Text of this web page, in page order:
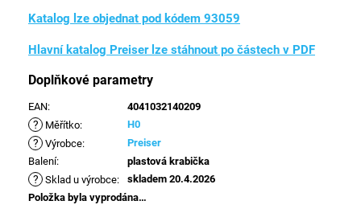
Katalog lze objednat pod kódem 93059
Hlavní katalog Preiser lze stáhnout po částech v PDF
Doplňkové parametry
EAN: 4041032140209
? Měřítko: H0
? Výrobce:
Preiser
Balení: plastová krabička
? Sklad u výrobce:
skladem 20.4.2026
Položka byla vyprodána…